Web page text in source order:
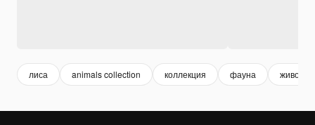
лиса animals collection коллекция фауна